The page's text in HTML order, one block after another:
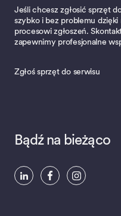
Jeśli chcesz zgłosić sprzęt
szybko i bez problemu dzięki
procesowi zgłoszeń.
zapewnimy profesjonalne
Zgłoś sprzęt do serwisu
Bądź na bieżąco